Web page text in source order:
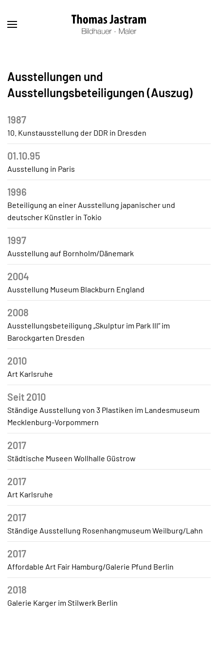
Ausstellungen und
Ausstellungsbeteiligungen (Auszug)
1987
10. Kunstausstellung der DDR in Dresden
01.10.95
Ausstellung in Paris
1996
Beteiligung an einer Ausstellung japanischer und
deutscher Künstler in Tokio
1997
Ausstellung auf Bornholm/Dänemark
2004
Ausstellung Museum Blackburn England
2008
Ausstellungsbeteiligung „Skulptur im Park III“ im
Barockgarten Dresden
2010
Art Karlsruhe
Seit 2010
Ständige Ausstellung von 3 Plastiken im Landesmuseum
Mecklenburg-Vorpommern
2017
Städtische Museen Wollhalle Güstrow
2017
Art Karlsruhe
2017
Ständige Ausstellung Rosenhangmuseum Weilburg/Lahn
2017
Affordable Art Fair Hamburg/Galerie Pfund Berlin
2018
Galerie Karger im Stilwerk Berlin